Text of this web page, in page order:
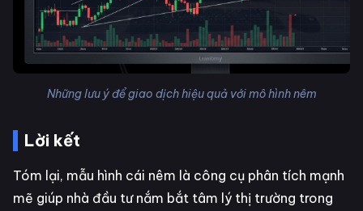
Những lưu ý để giao dịch hiệu quả với mô hình nêm
Lời kết
Tóm lại, mẫu hình cái nêm là công cụ phân tích mạnh
mẽ giúp nhà đầu tư nắm bắt tâm lý thị trường trong